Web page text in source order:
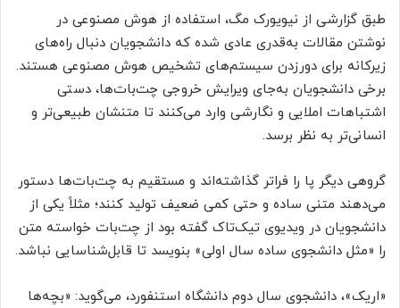
طبق گزارشی از نیویورک مگ، استفاده از هوش مصنوعی در
نوشتن مقالات به‌قدری عادی شده که دانشجویان دنبال راه‌های
زیرکانه برای دورزدن سیستم‌های تشخیص هوش مصنوعی هستند.
برخی دانشجویان به‌جای ویرایش خروجی چت‌بات‌ها، دستی
اشتباهات املایی و نگارشی وارد می‌کنند تا متنشان طبیعی‌تر و
انسانی‌تر به‌ نظر برسد.
گروهی دیگر پا را فراتر گذاشته‌اند و مستقیم به چت‌بات‌ها دستور
می‌دهند متنی ساده و حتی کمی ضعیف تولید کنند؛ مثلاً یکی از
دانشجویان در ویدیوی تیک‌تاک گفته بود از چت‌بات خواسته متن
را «مثل دانشجوی ساده سال اولی» بنویسد تا قابل‌شناسایی نباشد.
«اریک»، دانشجوی سال دوم دانشگاه استنفورد، می‌گوید: «بچه‌ها